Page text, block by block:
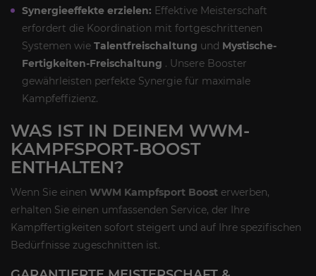
Synergieeffekte erzielen: Effektive Meisterschaft
erfordert die Koordination mit fortgeschrittenen
Systemen wie Talentfreischaltung und Mystische-
Fertigkeiten-Freischaltung . Unsere Booster
gewährleisten perfekte Synergie für maximale
Kampfeffizienz.
WAS IST IN DEINEM WWM-
KAMPFSPORT-BOOST
ENTHALTEN?
Wenn Sie einen WWM Kampfsport Boost erwerben,
erhalten Sie einen umfassenden Service, der Ihre
Kampffertigkeiten sofort steigert und auf Ihre spezifischen
Bedürfnisse zugeschnitten ist.